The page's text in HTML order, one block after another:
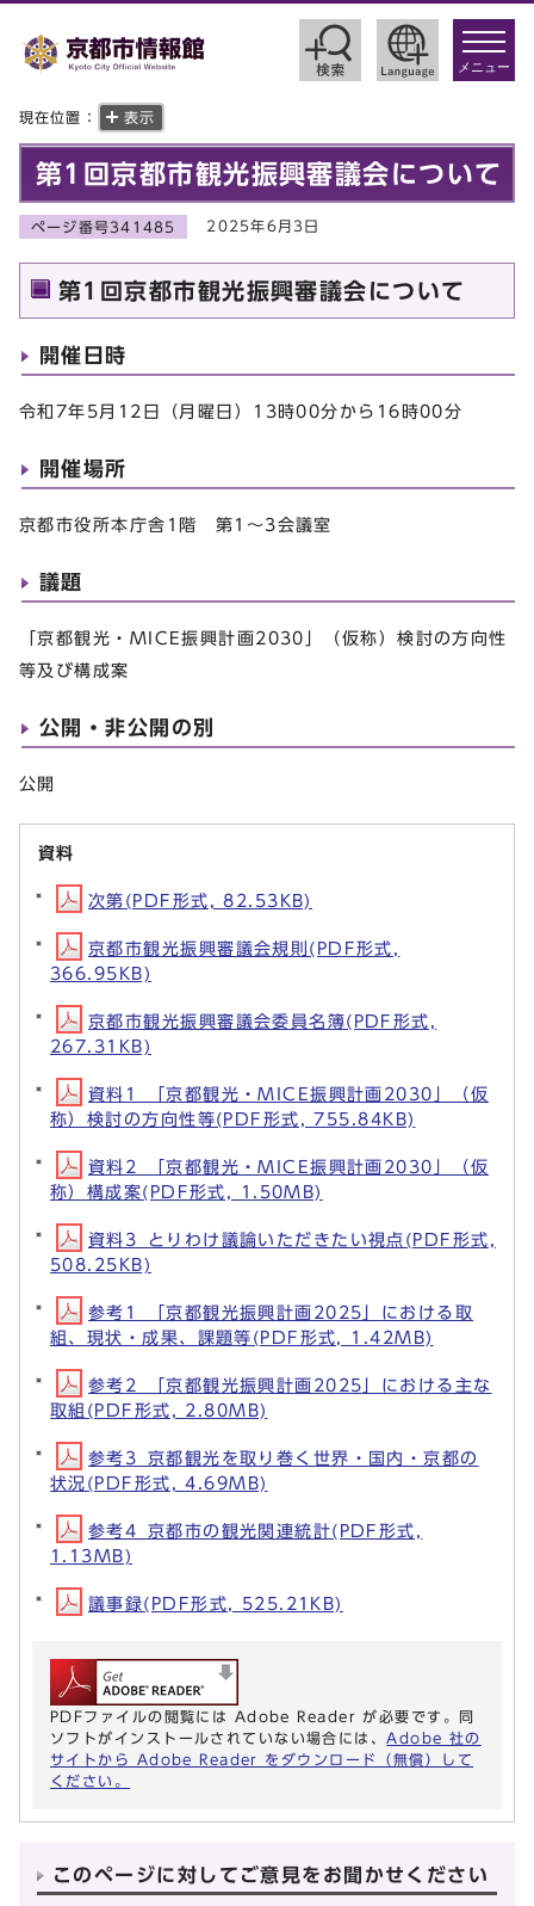
toggle
メニュー
現在位置： 表示
第1回京都市観光振興審議会について
ページ番号341485 2025年6月3日
第1回京都市観光振興審議会について
開催日時
令和7年5月12日（月曜日）13時00分から16時00分
開催場所
京都市役所本庁舎1階 第1～3会議室
議題
「京都観光・MICE振興計画2030」（仮称）検討の方向性
等及び構成案
公開・非公開の別
公開
資料
次第(PDF形式, 82.53KB)
京都市観光振興審議会規則(PDF形式,
366.95KB)
京都市観光振興審議会委員名簿(PDF形式,
267.31KB)
資料1_「京都観光・MICE振興計画2030」（仮
称）検討の方向性等(PDF形式, 755.84KB)
資料2_「京都観光・MICE振興計画2030」（仮
称）構成案(PDF形式, 1.50MB)
資料3_とりわけ議論いただきたい視点(PDF形式,
508.25KB)
参考1_「京都観光振興計画2025」における取
組、現状・成果、課題等(PDF形式, 1.42MB)
参考2_「京都観光振興計画2025」における主な
取組(PDF形式, 2.80MB)
参考3_京都観光を取り巻く世界・国内・京都の
状況(PDF形式, 4.69MB)
参考4_京都市の観光関連統計(PDF形式,
1.13MB)
議事録(PDF形式, 525.21KB)
PDFファイルの閲覧には Adobe Reader が必要です。同
ソフトがインストールされていない場合には、 Adobe 社の
サイトから Adobe Reader をダウンロード（無償）して
ください。
このページに対してご意見をお聞かせください